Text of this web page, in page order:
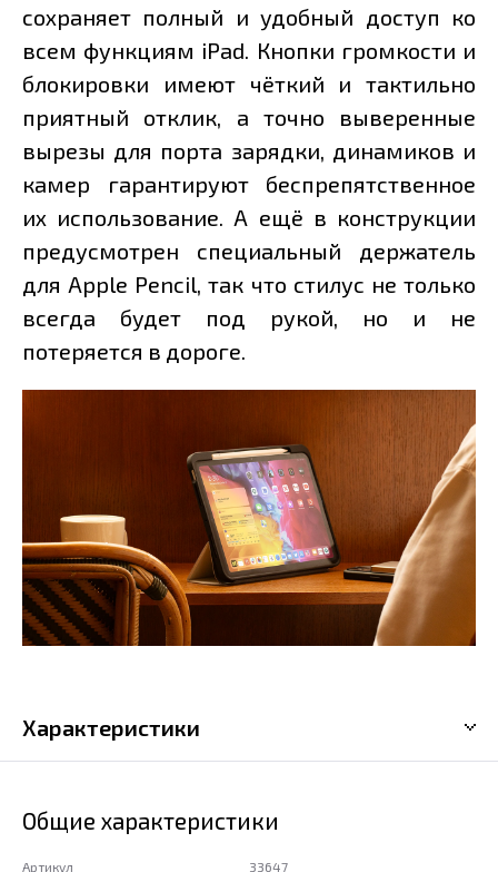
сохраняет полный и удобный доступ ко
всем функциям iPad. Кнопки громкости и
блокировки имеют чёткий и тактильно
приятный отклик, а точно выверенные
вырезы для порта зарядки, динамиков и
камер гарантируют беспрепятственное
их использование. А ещё в конструкции
предусмотрен специальный держатель
для Apple Pencil, так что стилус не только
всегда будет под рукой, но и не
потеряется в дороге.
Характеристики
Общие характеристики
Артикул 33647